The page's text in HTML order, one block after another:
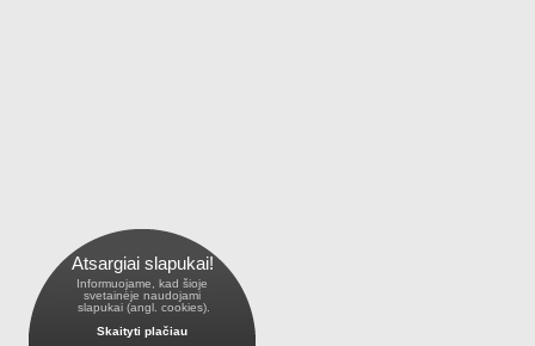
Atsargiai slapukai!
Informuojame, kad šioje
svetainėje naudojami
slapukai (angl. cookies).
Skaityti plačiau